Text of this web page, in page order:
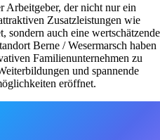
Arbeitgeber, der nicht nur ein
Zusatzleistungen wie
sondern auch eine wertschätzende
Berne / Wesermarsch haben
Familienunternehmen zu
und spannende
eröffnet.